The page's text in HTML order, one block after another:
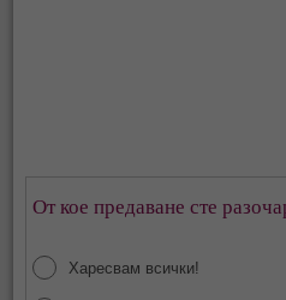
От кое предаване сте
Харесвам всички!